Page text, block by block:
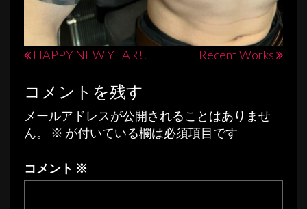
投
ナ
ビ
ゲ
ー
HAPPY NEW YEAR!! Recent Works
コメントを残す
メールアドレスが公開されることはありませ
ん。
※ が付いている欄は必須項目です
コメント ※